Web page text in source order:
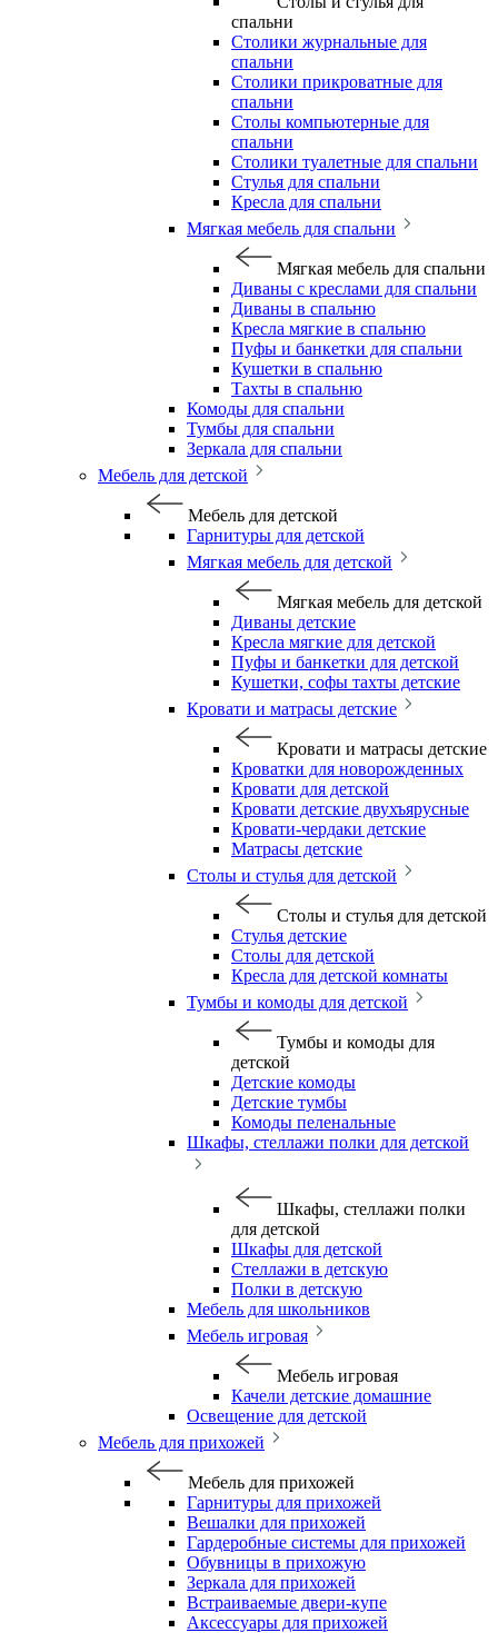
спальни
Столики журнальные для
спальни
Столики прикроватные для
спальни
Столы компьютерные для
спальни
Столики туалетные для спальни
Стулья для спальни
Кресла для спальни
Мягкая мебель для спальни
Мягкая мебель для спальни
Диваны с креслами для спальни
Диваны в спальню
Кресла мягкие в спальню
Пуфы и банкетки для спальни
Кушетки в спальню
Тахты в спальню
Комоды для спальни
Тумбы для спальни
Зеркала для спальни
Мебель для детской
Мебель для детской
Гарнитуры для детской
Мягкая мебель для детской
Мягкая мебель для детской
Диваны детские
Кресла мягкие для детской
Пуфы и банкетки для детской
Кушетки, софы тахты детские
Кровати и матрасы детские
Кровати и матрасы детские
Кроватки для новорожденных
Кровати для детской
Кровати детские двухъярусные
Кровати-чердаки детские
Матрасы детские
Столы и стулья для детской
Столы и стулья для детской
Стулья детские
Столы для детской
Кресла для детской комнаты
Тумбы и комоды для детской
Тумбы и комоды для
детской
Детские комоды
Детские тумбы
Комоды пеленальные
Шкафы, стеллажи полки для детской
Шкафы, стеллажи полки
для детской
Шкафы для детской
Стеллажи в детскую
Полки в детскую
Мебель для школьников
Мебель игровая
Мебель игровая
Качели детские домашние
Освещение для детской
Мебель для прихожей
Мебель для прихожей
Гарнитуры для прихожей
Вешалки для прихожей
Гардеробные системы для прихожей
Обувницы в прихожую
Зеркала для прихожей
Встраиваемые двери-купе
Аксессуары для прихожей